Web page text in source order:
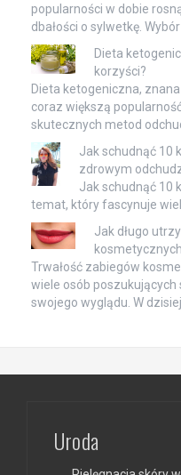
popularności w dobie
dbałości o sylwetkę.
Dieta
korzyści?
Dieta ketogeniczna,
coraz większą
skutecznych metod
Jak schudnąć 10
zdrowym
Jak schudnąć 10
temat, który fascynuje
Jak długo
Trwałość zabiegów
wiele osób
swojego wyglądu. W
Uroda